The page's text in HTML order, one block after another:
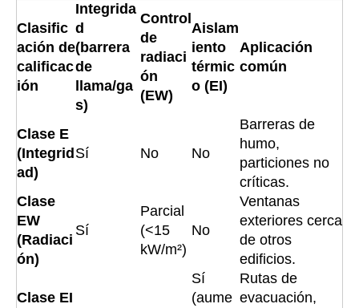
Clasific
ación de
calificac
ión
Integrida
d
(barrera
de
llama/ga
s)
Control
de
radiaci
ón
(EW)
Aislam
iento
térmic
o (EI)
Aplicación
común
Clase E
(Integrid
ad)
Sí No No
Barreras de
humo,
particiones no
críticas.
Clase
EW
(Radiaci
ón)
Sí
Parcial
(<15
kW/m²)
No
Ventanas
exteriores cerca
de otros
edificios.
Clase EI
Sí
(aume
Rutas de
evacuación,